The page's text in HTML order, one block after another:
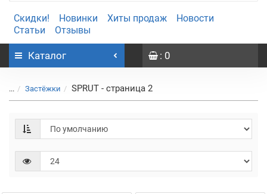
Скидки! Новинки Хиты продаж
Новости
Статьи
Отзывы
Каталог : 0
... Застёжки SPRUT - страница 2